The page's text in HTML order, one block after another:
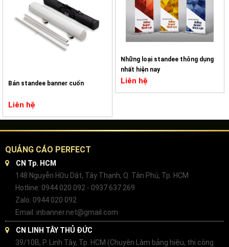
Bán standee banner cuốn
Liên hệ
Những loại standee thông dụng
nhất hiện nay
Liên hệ
QUẢNG CÁO PERFECT
CN Tp. HCM
148 Nguyễn Hữu Dật, Tây Thạnh, Q. Tân Phú, Tp. HCM
Hotline: 0944 020 092 - 0937 637 269
Zalo: 0944 020 092
Email: inbanner.net@gmail.com
CN LINH TÂY THỦ ĐỨC
39/10B, P. Linh Tây, Tp. HCM (Chuyên Làm bảng hiệu, thi công